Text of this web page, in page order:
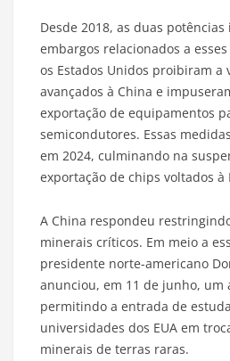
Desde 2018, as duas
embargos relacionados a
os Estados Unidos proibiram a
avançados à China e
exportação de equipamentos
semicondutores. Essas
em 2024, culminando na
exportação de chips voltados à
A China respondeu
minerais críticos. Em meio a
presidente norte-americano
anunciou, em 11 de junho, um
permitindo a entrada de
universidades dos EUA em
minerais de terras raras.